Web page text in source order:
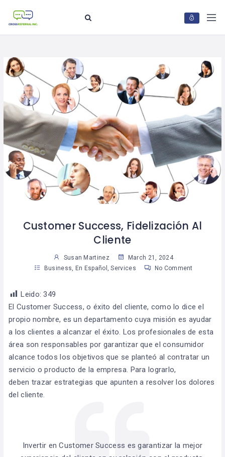
Customer Success, Fidelización Al
Cliente
Susan Martinez
March 21, 2024
Business
En Español ,Services No Comment
Leido: 349
El Customer Success, o éxito del cliente, como lo dice el
propio nombre, es un departamento cuya misión es ayudar
a los clientes a alcanzar el éxito. Los profesionales de esta
área son responsables por garantizar que el consumidor
alcance todos los objetivos que se planteó al contratar un
servicio o producto de la empresa. Para lograrlo,
deben trazar estrategias que apunten a resolver los dolores
del cliente.
Invertir en Customer Success es garantizar la mejor